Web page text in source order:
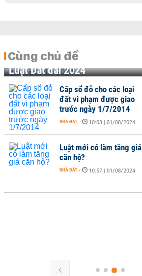
Cùng chủ đề
Luật Đất đai 2024
Cấp sổ đỏ cho các loại
đất vi phạm được giao
trước ngày 1/7/2014
NHÀ ĐẤT - 10:03 | 01/08/2024
Luật mới có làm tăng giá
căn hộ?
NHÀ ĐẤT - 10:57 | 01/08/2024